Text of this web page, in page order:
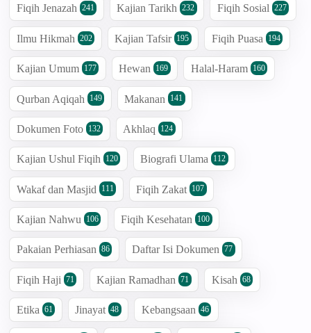
Fiqih Jenazah 241 Kajian Tarikh 232 Fiqih Sosial 227
Ilmu Hikmah 202 Kajian Tafsir 195 Fiqih Puasa 194
Kajian Umum 177 Hewan 169 Halal-Haram 160
Qurban Aqiqah 149 Makanan 141
Dokumen Foto 132 Akhlaq 124
Kajian Ushul Fiqih 120 Biografi Ulama 112
Wakaf dan Masjid 111 Fiqih Zakat 107
Kajian Nahwu 106 Fiqih Kesehatan 100
Pakaian Perhiasan 86 Daftar Isi Dokumen 77
Fiqih Haji 71 Kajian Ramadhan 71 Kisah 68
Etika 61 Jinayat 48 Kebangsaan 46